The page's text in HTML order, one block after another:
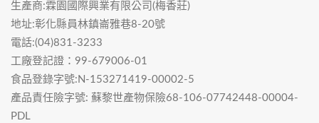
生產商:霖園國際興業有限公司(梅香莊)
地址:彰化縣員林鎮崙雅巷8-20號
電話:(04)831-3233
工廠登記證：99-679006-01
食品登錄字號:N-153271419-00002-5
產品責任險字號: 蘇黎世產物保險68-106-07742448-00004-
PDL